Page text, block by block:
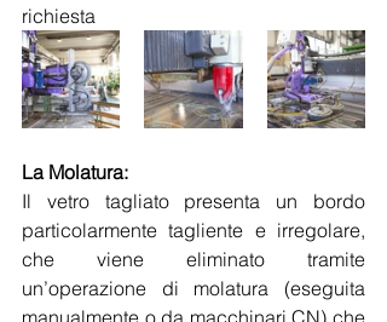
richiesta
La Molatura:
Il vetro tagliato presenta un bordo
particolarmente tagliente e irregolare,
che viene eliminato tramite
un’operazione di molatura (eseguita
manualmente o da macchinari CN) che